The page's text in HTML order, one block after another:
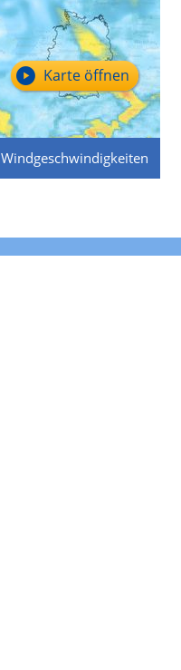
Windgeschwindigkeiten
Karte öffnen